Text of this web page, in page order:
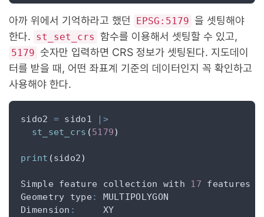
아까 위에서 기억하라고 했던 EPSG:5179 을 셋팅해야
한다. st_set_crs 함수를 이용해서 셋팅할 수 있고,
5179 숫자만 입력하면 CRS 정보가 셋팅된다. 지도데이
터를 받을 때, 어떤 좌표계 기준의 데이터인지 꼭 확인하고
사용해야 한다.
sido2 = sido1
|>
st_set_crs (5179)
print (sido2)
Simple feature collection with 17 features
Geometry type :
Dimension :